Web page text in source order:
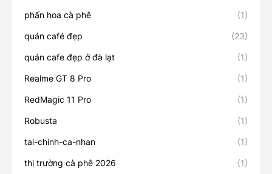
phấn hoa cà phê (1)
quán café đẹp (23)
quán cafe đẹp ở đà lạt (1)
Realme GT 8 Pro (1)
RedMagic 11 Pro (1)
Robusta (1)
tai-chinh-ca-nhan (1)
thị trường cà phê 2026 (1)